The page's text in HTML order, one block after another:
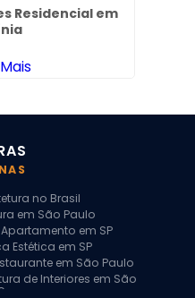
Residencial em
no Brasil
em São Paulo
em SP
Estética em SP
em São Paulo
de Interiores em São